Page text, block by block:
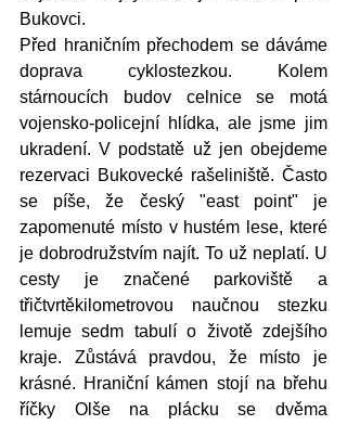
Bukovci.
Před hraničním přechodem se dáváme
doprava cyklostezkou. Kolem
stárnoucích budov celnice se motá
vojensko-policejní hlídka, ale jsme jim
ukradení. V podstatě už jen obejdeme
rezervaci Bukovecké rašeliniště. Často
se píše, že český "east point" je
zapomenuté místo v hustém lese, které
je dobrodružstvím najít. To už neplatí. U
cesty je značené parkoviště a
třičtvrtěkilometrovou naučnou stezku
lemuje sedm tabulí o životě zdejšího
kraje. Zůstává pravdou, že místo je
krásné. Hraniční kámen stojí na břehu
říčky Olše na plácku se dvěma